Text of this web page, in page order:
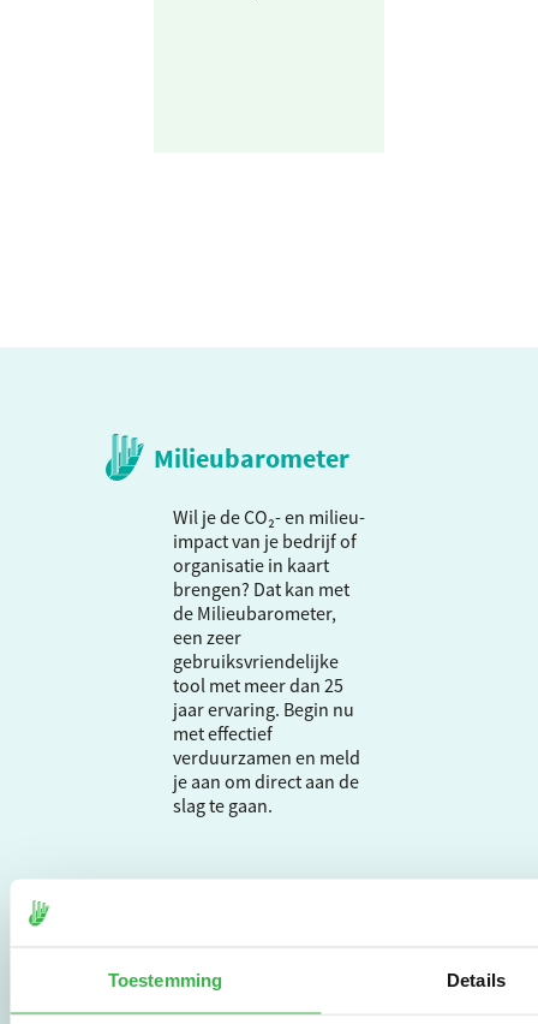
Toestemming Details
Milieubarometer
Wil je de CO₂- en milieu-
impact van je bedrijf of
organisatie in kaart
brengen? Dat kan met
de Milieubarometer,
een zeer
gebruiksvriendelijke
tool met meer dan 25
jaar ervaring. Begin nu
met effectief
verduurzamen en meld
je aan om direct aan de
slag te gaan.
vertaalt de groeiende
vraag om